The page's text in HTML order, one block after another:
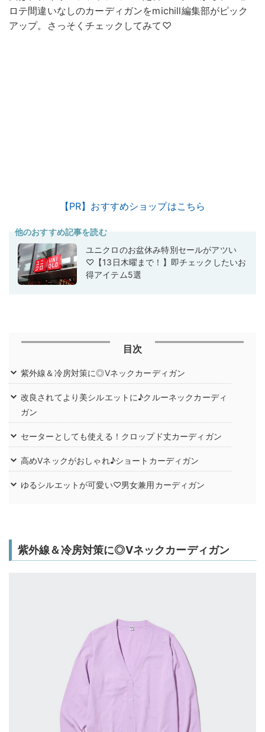
ロテ間違いなしのカーディガンをmichill編集部がピック
アップ。さっそくチェックしてみて♡
【PR】おすすめショップはこちら
他のおすすめ記事を読む
ユニクロのお盆休み特別セールがアツい
♡【13日木曜まで！】即チェックしたいお
得アイテム5選
目次
紫外線＆冷房対策に◎Vネックカーディガン
改良されてより美シルエットに♪クルーネックカーディ
ガン
セーターとしても使える！クロップド丈カーディガン
高めVネックがおしゃれ♪ショートカーディガン
ゆるシルエットが可愛い♡男女兼用カーディガン
紫外線＆冷房対策に◎Vネックカーディガン